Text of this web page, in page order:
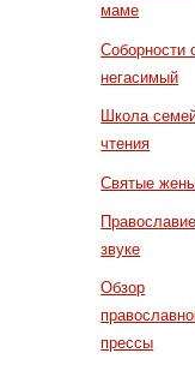
маме
Соборности
негасимый
Школа
чтения
Святые
звуке
Обзор
прессы